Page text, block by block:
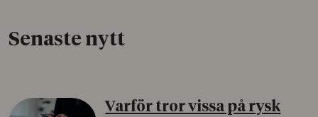
Senaste nytt
Varför tror vissa på rysk